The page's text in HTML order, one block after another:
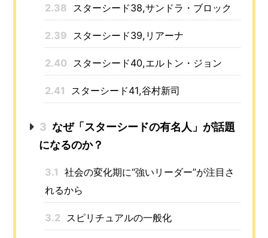
2.38 スターシード38,サンドラ・ブロック
2.39 スターシード39,リアーナ
2.40 スターシード40,エルトン・ジョン
2.41 スターシード41,谷村新司
3 なぜ「スターシードの有名人」が話題
になるのか？
3.1 社会の変化期に“強いリーダー”が注目さ
れるから
3.2 スピリチュアルの一般化